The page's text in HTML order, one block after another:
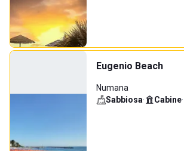
Eugenio Beach
Numana
Sabbiosa· Cabine·